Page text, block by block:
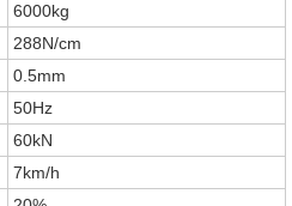
6000kg
288N/cm
0.5mm
50Hz
60kN
7km/h